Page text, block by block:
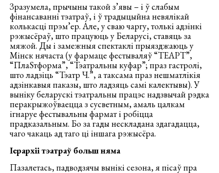
Зразумела, прычыны такой з’явы – і ў слабым
фінансаванні тэатраў, і ў традыцыйна невялікай
колькасці прэм’ер. Але, у сваю чаргу, толькі адзінкі
рэжысёраў, што працуюць у Беларусі, ставяць за
мяжой. Ды і замежныя спектаклі прыязджаюць у
Мінск нячаста (у фармаце фестываляў “ТЕАРТ”,
“ПлаSтформа”, “Тэатральны куфар”; праз гастролі,
што ладзіць “Тэатр Ч.”, а таксама праз нешматлікія
адзінкавыя паказы, што ладзяць самі калектывы). У
выніку беларускі тэатральны працэс надзвычай рэдка
перакрыжоўваецца з сусветным, амаль цалкам
ігнаруе фестывальны фармат і робіцца
прадказальным. Бо за гады нескладана здагадацца,
чаго чакаць ад таго ці іншага рэжысёра.
Іерархіі тэатраў больш няма
Пазалетась, падводзячы вынікі сезона, я пісаў пра